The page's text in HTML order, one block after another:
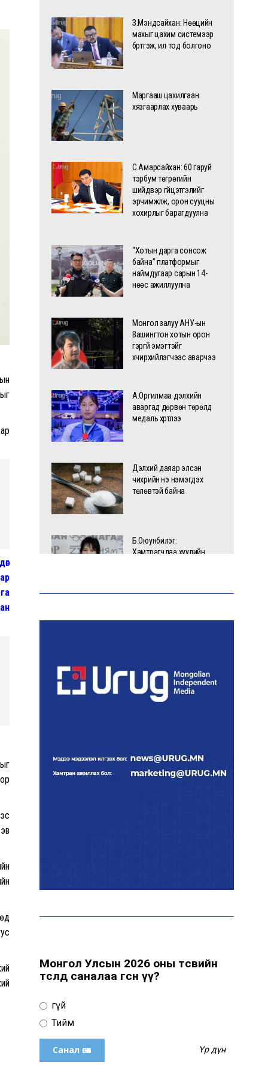
З.Мэндсайхан: Нөөцийн
махыг цахим системээр
бүртгэж, ил тод болгоно
Маргааш цахилгаан
хязгаарлах хуваарь
С.Амарсайхан: 60 гаруй
тэрбум төгрөгийн
шийдвэр гүйцэтгэлийг
эрчимжүүлж, орон сууцны
хохирлыг барагдуулна
“Хотын дарга сонсож
байна” платформыг
наймдугаар сарын 14-
нөөс ажиллуулна
Монгол залуу АНУ-ын
Вашингтон хотын орон
гэргүй эмэгтэйг
хүчирхийлэгчээс аварчээ
А.Оргилмаа дэлхийн
аваргад дөрвөн төрөлд
медаль хүртлээ
Дэлхий даяар элсэн
чихрийн үнэ нэмэгдэх
төлөвтэй байна
Б.Оюунбилэг:
Хамтрагчдаа хуулийн
Д.Амарбаясгалан: Зах
Голомт банк АНЭУ-ын
Mashreq банканд Дирхам
Өчигдөр 102 тусгай
Монгол Улсын 2026 оны төсвийн
төсөлд саналаа өгсөн үү?
Үгүй
Тийм
Үр дүн